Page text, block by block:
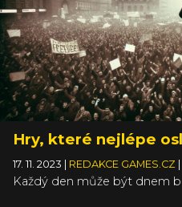
Hry, které nejlépe
17. 11. 2023 REDAKCE GAMES.CZ
Každý den může být dnem